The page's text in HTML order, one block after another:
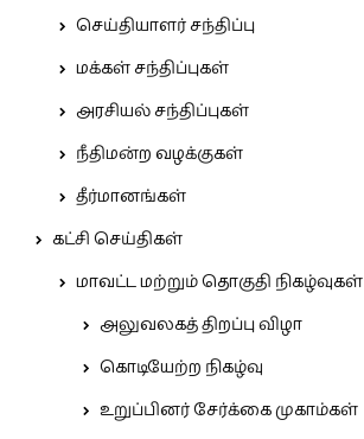
செய்தியாளர் சந்திப்பு
மக்கள் சந்திப்புகள்
அரசியல் சந்திப்புகள்
நீதிமன்ற வழக்குகள்
தீர்மானங்கள்
கட்சி செய்திகள்
மாவட்ட மற்றும் தொகுதி நிகழ்வுகள்
அலுவலகத் திறப்பு விழா
கொடியேற்ற நிகழ்வு
உறுப்பினர் சேர்க்கை முகாம்கள்